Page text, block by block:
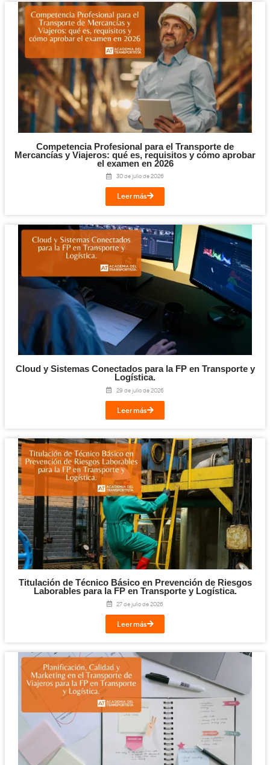
Conclusión
La planificación estratégica logística es esencial para
quiera mejorar su competitividad y eficiencia. Para un
Logística y Transporte online, entender y aplicar estos
para desempeñar un papel clave en la gestión y
de suministro. Implementar estrategias logísticas efectivas
operatividad interna sino que también fortalece la posición
un mercado globalizado.
Si le ha interesado este artículo, este otro también puede
ladoestevideo también le puede agradar.
¡Compártelo!
Facebook Twitter LinkedIn
Email Imprimir
Te puede interesar...
Digitalización en los Sectores Productivos
Transporte y Logística.
31 de julio de 2026